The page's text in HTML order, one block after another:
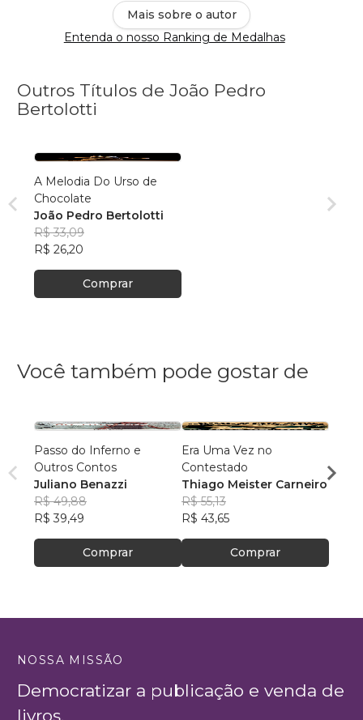
Mais sobre o autor
Entenda o nosso Ranking de Medalhas
Outros Títulos de João Pedro
Bertolotti
A Melodia Do Urso de
Chocolate
João Pedro Bertolotti
R$ 33,09
R$ 26,20
Comprar
Você também pode gostar de
Passo do Inferno e
Outros Contos
Juliano Benazzi
R$ 49,88
R$ 39,49
Comprar
Era Uma Vez no
Contestado
Thiago Meister Carneiro
R$ 55,13
R$ 43,65
Comprar
R$
NOSSA MISSÃO
Democratizar a publicação e venda de
livros.